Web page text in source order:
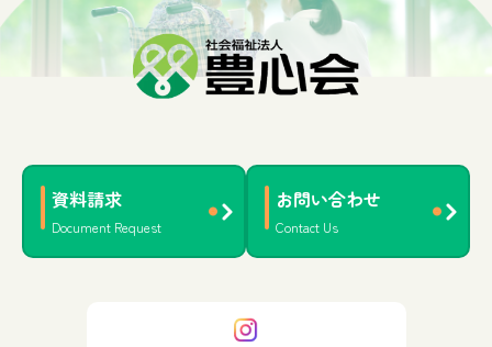
資料請求
Document Request
お問い合わせ
Contact Us